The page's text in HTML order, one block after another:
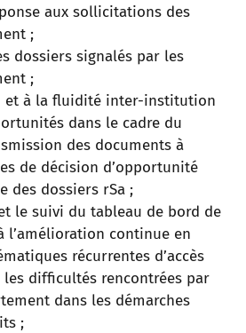
aux sollicitations des
;
dossiers signalés par les
;
et à la fluidité inter-institution
dans le cadre du
des documents à
de décision d’opportunité
des dossiers rSa ;
le suivi du tableau de bord de
l’amélioration continue en
récurrentes d’accès
difficultés rencontrées par
dans les démarches
;